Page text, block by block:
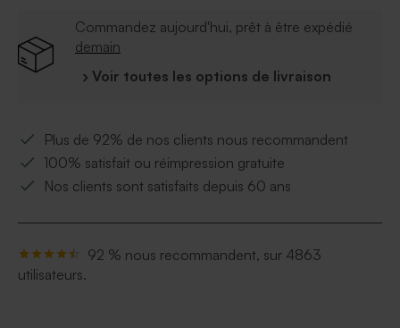
Commandez aujourd'hui, prêt à être expédié
demain
› Voir toutes les options de livraison
Plus de 92% de nos clients nous recommandent
100% satisfait ou réimpression gratuite
Nos clients sont satisfaits depuis 60 ans
92 % nous recommandent, sur 4863
utilisateurs.